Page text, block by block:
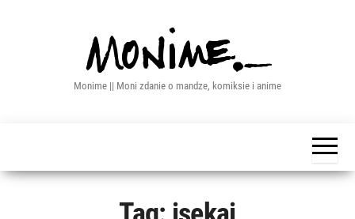
Monime || Moni zdanie o mandze, komiksie i anime